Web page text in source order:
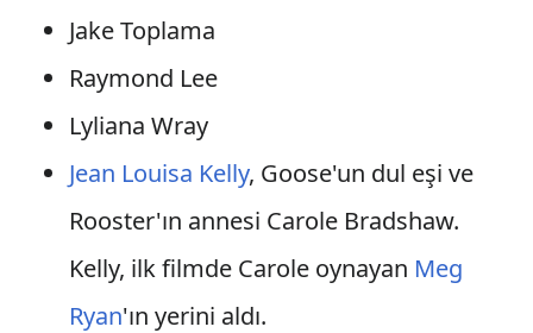
Jake Toplama
Raymond Lee
Lyliana Wray
Jean Louisa Kelly, Goose'un dul eşi ve
Rooster'ın annesi Carole Bradshaw.
Kelly, ilk filmde Carole oynayan Meg
Ryan'ın yerini aldı.